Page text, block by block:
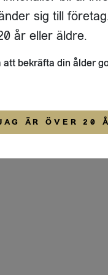
17 A
STOCKHOLM
sig till
år eller äldre.
att bekräfta din ålder
ÄR ÖVER 20